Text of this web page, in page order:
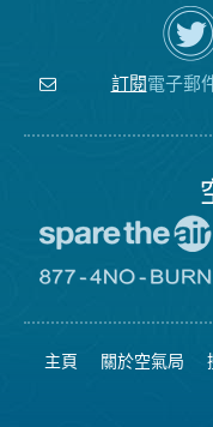
在
上
關
注
空
訂閱電子郵
主頁 關於空氣局